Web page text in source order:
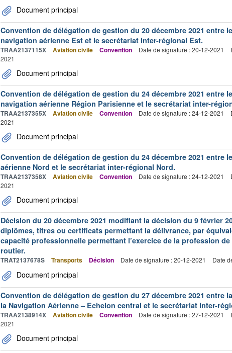
Document principal
Convention de délégation de gestion du 20 décembre 2021 entre
navigation aérienne Est et le secrétariat inter-régional Est.
TRAA2137115X Aviation civile Convention Date de signature : 20-12-2021
2021
Document principal
Convention de délégation de gestion du 24 décembre 2021 entre
navigation aérienne Région Parisienne et le secrétariat inter-
TRAA2137355X Aviation civile Convention Date de signature : 24-12-2021
2021
Document principal
Convention de délégation de gestion du 24 décembre 2021 entre
aérienne Nord et le secrétariat inter-régional Nord.
TRAA2137358X Aviation civile Convention Date de signature : 24-12-2021
2021
Document principal
Décision du 20 décembre 2021 modifiant la décision du 9 février
diplômes, titres ou certificats permettant la délivrance, par
capacité professionnelle permettant l’exercice de la profession
routier.
TRAT2137678S Transports Décision Date de signature : 20-12-2021 Date
Document principal
Convention de délégation de gestion du 27 décembre 2021 entre
la Navigation Aérienne – Echelon central et le secrétariat inter-
TRAA2138914X Aviation civile Convention Date de signature : 27-12-2021
2021
Document principal